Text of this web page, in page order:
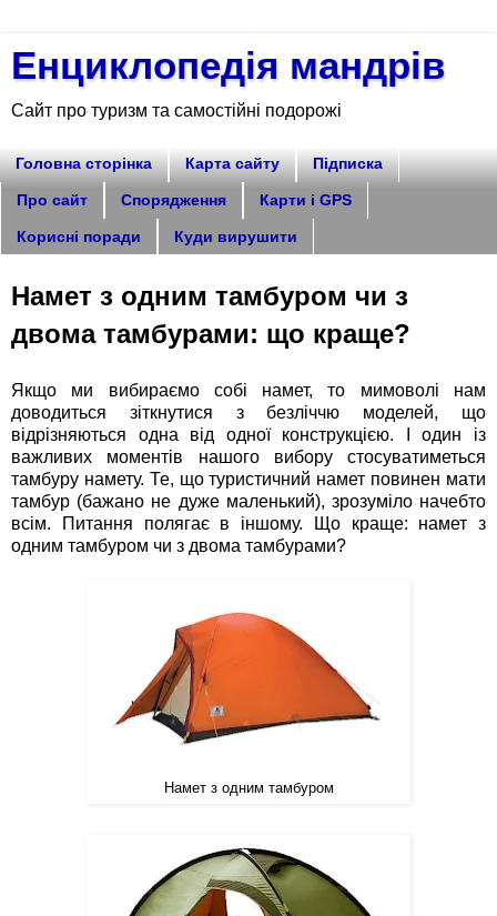
Енциклопедія мандрів
Сайт про туризм та самостійні подорожі
Головна сторінка Карта сайту Підписка
Про сайт Спорядження Карти і GPS
Корисні поради Куди вирушити
Намет з одним тамбуром чи з
двома тамбурами: що краще?
Якщо ми вибираємо собі намет, то мимоволі нам
доводиться зіткнутися з безліччю моделей, що
відрізняються одна від одної конструкцією. І один із
важливих моментів нашого вибору стосуватиметься
тамбуру намету. Те, що туристичний намет повинен мати
тамбур (бажано не дуже маленький), зрозуміло начебто
всім. Питання полягає в іншому. Що краще: намет з
одним тамбуром чи з двома тамбурами?
Намет з одним тамбуром